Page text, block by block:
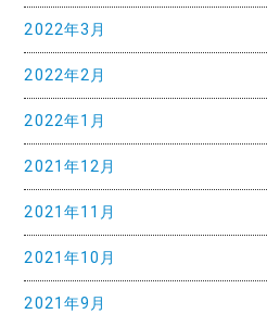
2022年3月
2022年2月
2022年1月
2021年12月
2021年11月
2021年10月
2021年9月